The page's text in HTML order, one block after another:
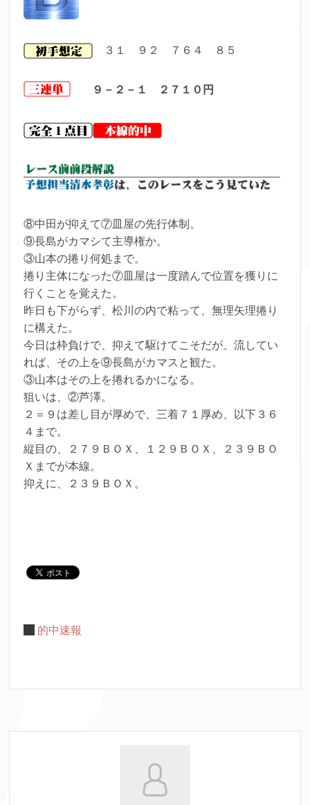
３１ ９２ ７６４ ８５
９－２－１ ２７１０円
⑧中田が抑えて⑦皿屋の先行体制。
⑨長島がカマシて主導権か。
③山本の捲り何処まで。
捲り主体になった⑦皿屋は一度踏んで位置を獲りに
行くことを覚えた。
昨日も下がらず、松川の内で粘って、無理矢理捲り
に構えた。
今日は枠負けで、抑えて駆けてこそだが、流してい
れば、その上を⑨長島がカマスと観た。
③山本はその上を捲れるかになる。
狙いは、②芦澤。
２＝９は差し目が厚めで、三着７１厚め、以下３６
４まで。
縦目の、２７９ＢＯＸ、１２９ＢＯＸ、２３９ＢＯ
Ｘまでが本線。
抑えに、２３９ＢＯＸ。
的中速報